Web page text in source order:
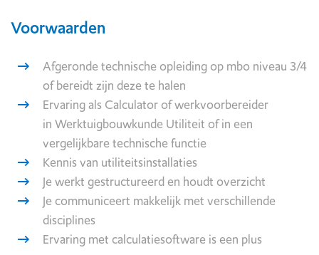
Voorwaarden
Afgeronde technische opleiding op mbo niveau 3/4
of bereidt zijn deze te halen
Ervaring als Calculator of werkvoorbereider
in Werktuigbouwkunde Utiliteit of in een
vergelijkbare technische functie
Kennis van utiliteitsinstallaties
Je werkt gestructureerd en houdt overzicht
Je communiceert makkelijk met verschillende
disciplines
Ervaring met calculatiesoftware is een plus